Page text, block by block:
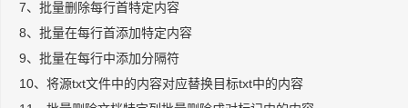
7、批量删除每行首特定内容
8、批量在每行首添加特定内容
9、批量在每行中添加分隔符
10、将源txt文件中的内容对应替换目标txt中的内容